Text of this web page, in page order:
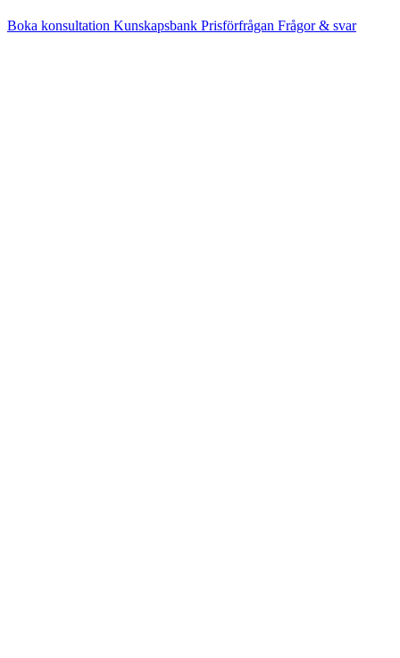
Boka konsultation Kunskapsbank Prisförfrågan Frågor & svar